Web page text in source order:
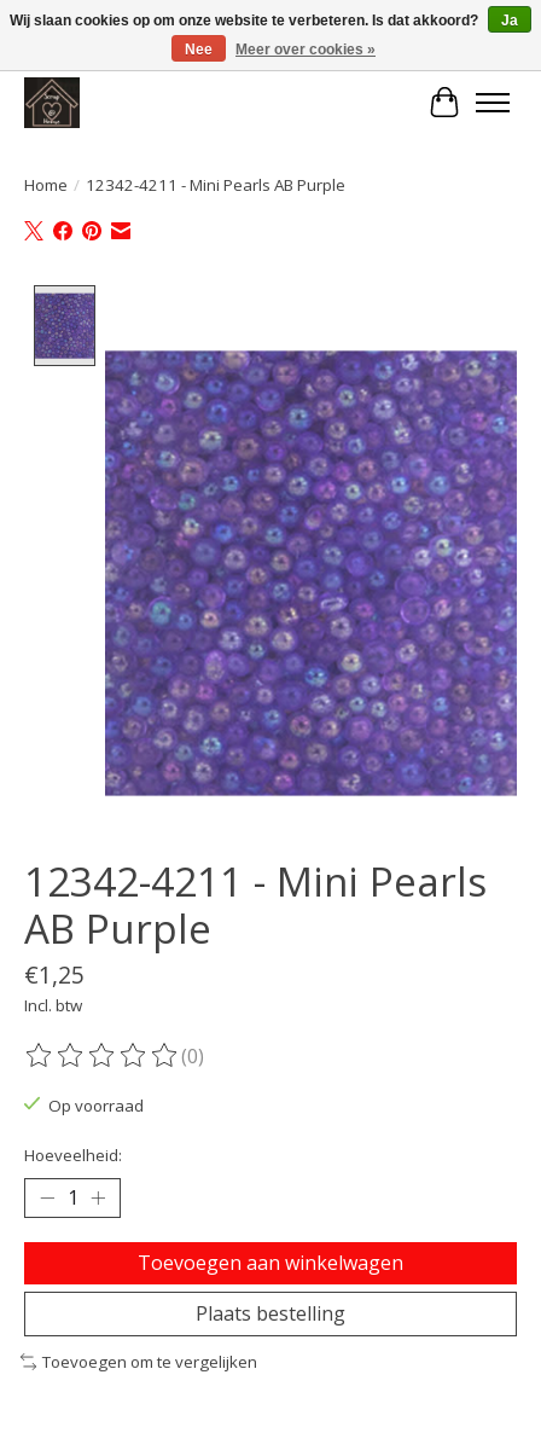
Large selection of products and fast shipping!
Home / 12342-4211 - Mini Pearls AB Purple
12342-4211 - Mini Pearls
AB Purple
€1,25
Incl. btw
De beoordeling van dit product is
(0)
Op voorraad
Hoeveelheid:
Toevoegen aan winkelwagen
Plaats bestelling
Toevoegen om te vergelijken
Wij slaan cookies op om onze website te verbeteren. Is dat akkoord?
Ja
Nee
Meer over cookies »